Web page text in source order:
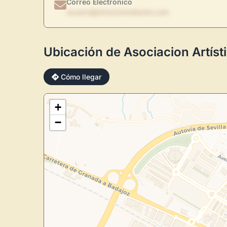
Correo Electrónico
Ubicación de Asociacion
Cómo llegar
+
−